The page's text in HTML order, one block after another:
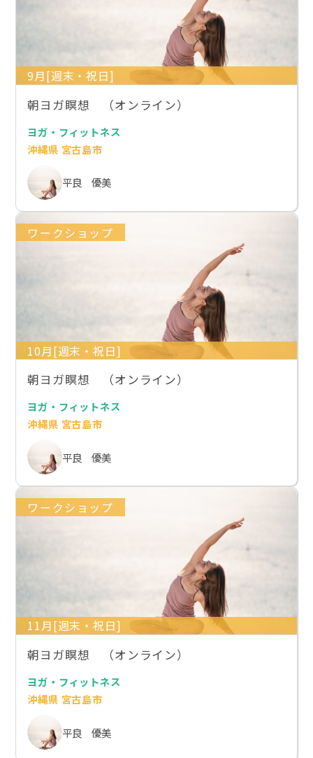
9月[週末・祝日]
朝ヨガ瞑想 （オンライン）
ヨガ・フィットネス
沖縄県 宮古島市
平良 優美
ワークショップ
10月[週末・祝日]
朝ヨガ瞑想 （オンライン）
ヨガ・フィットネス
沖縄県 宮古島市
平良 優美
ワークショップ
11月[週末・祝日]
朝ヨガ瞑想 （オンライン）
ヨガ・フィットネス
沖縄県 宮古島市
平良 優美